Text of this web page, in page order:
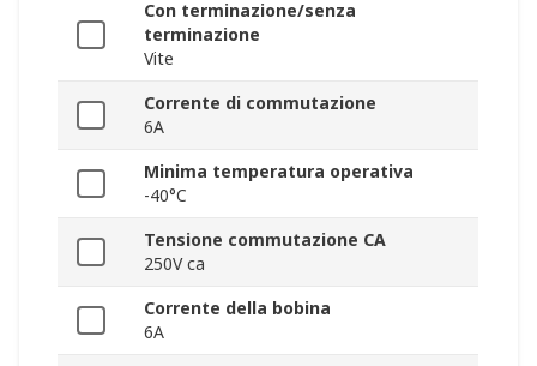
Con terminazione/senza
terminazione
Vite
Corrente di commutazione
6A
Minima temperatura operativa
-40°C
Tensione commutazione CA
250V ca
Corrente della bobina
6A